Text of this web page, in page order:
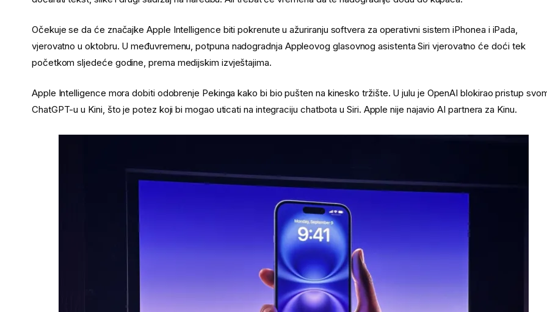
Očekuje se da će značajke Apple Intelligence biti pokrenute u ažuriranju softvera za operativni sistem iPhonea i iPada,
vjerovatno u oktobru. U međuvremenu, potpuna nadogradnja Appleovog glasovnog asistenta Siri vjerovatno će doći tek
početkom sljedeće godine, prema medijskim izvještajima.
Apple Intelligence mora dobiti odobrenje Pekinga kako bi bio pušten na kinesko tržište. U julu je OpenAI blokirao pristup
ChatGPT-u u Kini, što je potez koji bi mogao uticati na integraciju chatbota u Siri. Apple nije najavio AI partnera za Kinu.